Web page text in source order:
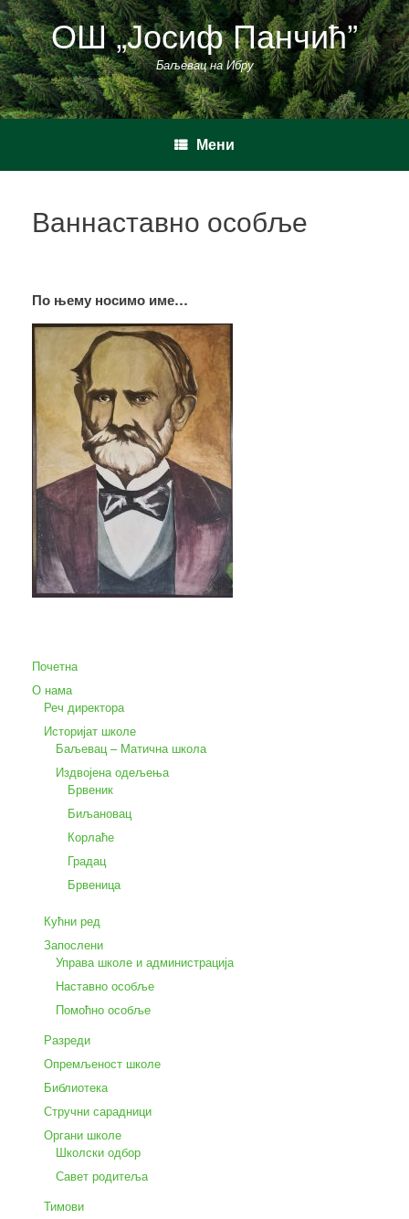
Пређи
на
садржај ОШ „Јосиф Панчић”
Баљевац на Ибру
Мени
Ваннаставно особље
По њему носимо име…
Почетна
О нама
Реч директора
Историјат школе
Баљевац – Матична школа
Издвојена одељења
Брвеник
Биљановац
Корлаће
Градац
Брвеница
Кућни ред
Запослени
Управа школе и администрација
Наставно особље
Помоћно особље
Разреди
Опремљеност школе
Библиотека
Стручни сарадници
Органи школе
Школски одбор
Савет родитеља
Тимови